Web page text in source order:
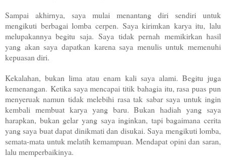
Sampai akhirnya, saya mulai menantang diri sendiri untuk
mengikuti berbagai lomba cerpen. Saya kirimkan karya itu, lalu
melupakannya begitu saja.Saya tidak pernah memikirkan hasil
yang akan saya dapatkan karena saya menulis untuk memenuhi
kepuasan diri.
Kekalahan, bukan lima atau enam kali saya alami. Begitu juga
kemenangan. Ketika saya mencapai titik bahagia itu, rasa puas pun
menyeruak namun tidak melebihi rasa tak sabar saya untuk ingin
kembali membuat karya yang baru. Bukan hadiah yang saya
harapkan, bukan gelar yang saya inginkan, tapi bagaimana cerita
yang saya buat dapat dinikmati dan disukai. Saya mengikuti lomba,
semata-mata untuk melatih kemampuan. Mendapat opini dan saran,
lalu memperbaikinya.